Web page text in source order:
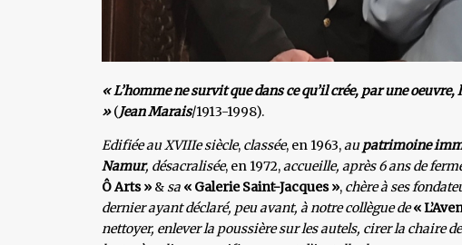
« L’homme ne survit que dans ce qu’il crée, par une
»(Jean Marais/1913-1998).
Edifiée au XVIIIe siècle, classée, en 1963,aupatrimoine
Namur, désacralisée, en 1972,accueille, après 6 ans de
ÔArts » &sa « Galerie Saint-Jacques », chère à ses
dernier ayant déclaré, peu avant, à notre collègue de«
nettoyer, enlever la poussière sur les autels, cirer la chaire